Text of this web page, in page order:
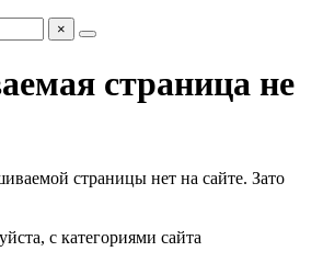
×
страница не
страницы нет на сайте. Зато
с категориями сайта